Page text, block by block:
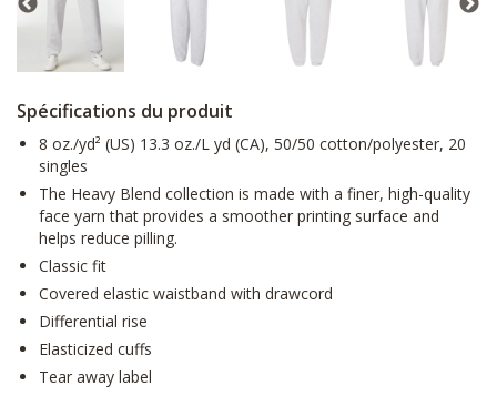
Spécifications du produit
8 oz./yd² (US) 13.3 oz./L yd (CA), 50/50 cotton/polyester, 20
singles
The Heavy Blend collection is made with a finer, high-quality
face yarn that provides a smoother printing surface and
helps reduce pilling.
Classic fit
Covered elastic waistband with drawcord
Differential rise
Elasticized cuffs
Tear away label